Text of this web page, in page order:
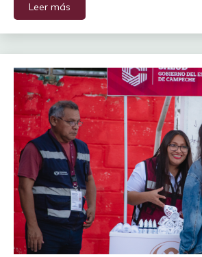
Leer más